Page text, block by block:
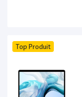
Top Produit